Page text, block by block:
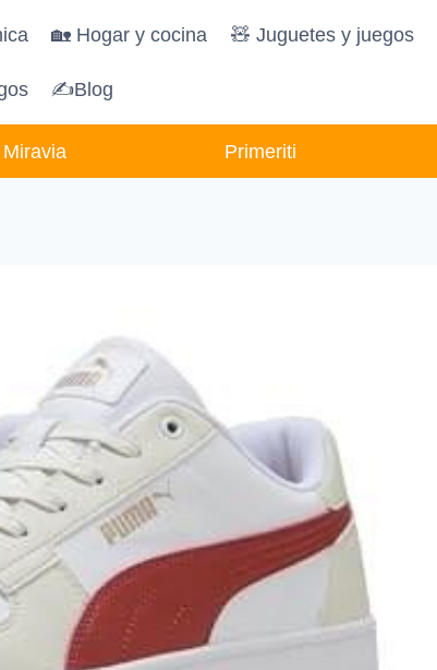
🏡 Hogar y cocina 🧸️ Juguetes y juegos
✍Blog
Miravia Primeriti